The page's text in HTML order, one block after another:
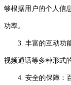
够根据用户的个人信
功率。
3. 丰富的互动功能
视频通话等多种形式
4. 安全的保障：百